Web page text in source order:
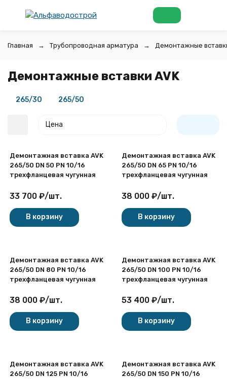
Главная Трубопроводная арматура Демонтажные
Демонтажные вставки AVK
265/30 265/50
Цена
Демонтажная вставка AVK
265/50 DN 50 PN 10/16
трехфланцевая чугунная
33 700 ₽/шт.
В корзину
Демонтажная вставка AVK
265/50 DN 65 PN 10/16
трехфланцевая чугунная
38 000 ₽/шт.
В корзину
Демонтажная вставка AVK
265/50 DN 80 PN 10/16
трехфланцевая чугунная
38 000 ₽/шт.
В корзину
Демонтажная вставка AVK
265/50 DN 100 PN 10/16
трехфланцевая чугунная
53 400 ₽/шт.
В корзину
Демонтажная вставка AVK
265/50 DN 125 PN 10/16
Демонтажная вставка AVK
265/50 DN 150 PN 10/16